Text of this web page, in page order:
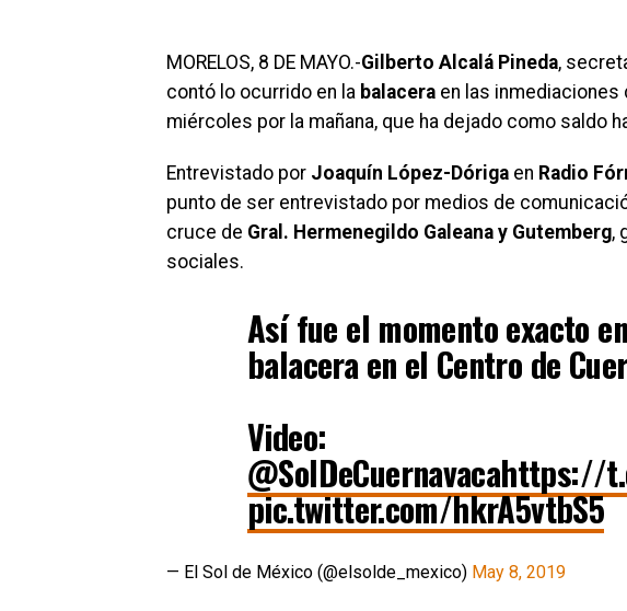
MORELOS, 8 DE MAYO.-Gilberto Alcalá Pineda,
contó lo ocurrido en la balacera en las inmediaciones
miércoles por la mañana, que ha dejado como saldo
Entrevistado por Joaquín López-Dóriga en Radio
punto de ser entrevistado por medios de
cruce de Gral. Hermenegildo Galeana y Gutemberg,
sociales.
Así fue el momento exacto
balacera en el Centro de
Video:
@SolDeCuernavacahttps://
pic.twitter.com/hkrA5vtbS5
— El Sol de México (@elsolde_mexico) May 8, 2019